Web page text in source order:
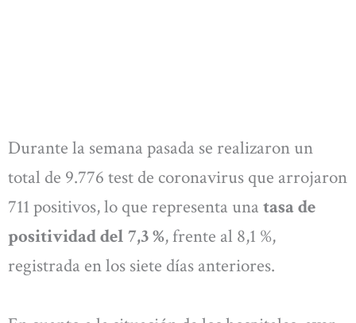
Durante la semana pasada se realizaron un
total de 9.776 test de coronavirus que arrojaron
711 positivos, lo que representa una tasa de
positividad del 7,3 %, frente al 8,1 %,
registrada en los siete días anteriores.